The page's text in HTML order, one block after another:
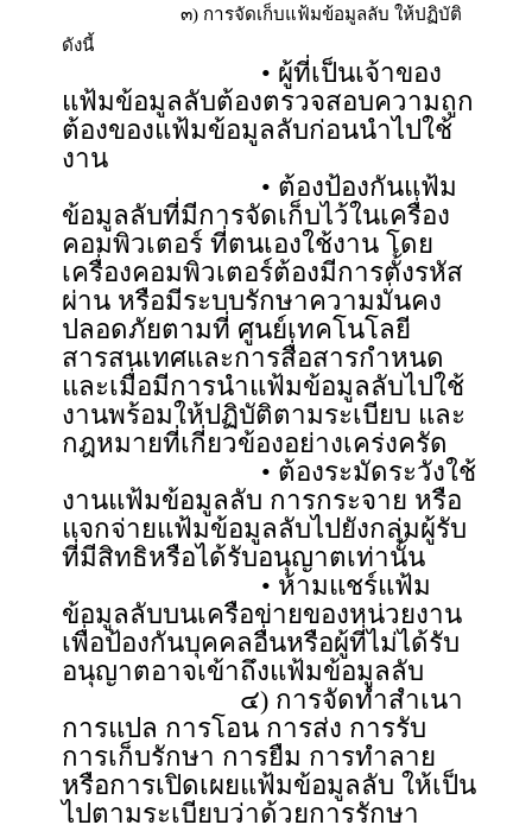
๓) การจัดเก็บแฟ้มข้อมูลลับ ให้ปฏิบัติ
ดังนี้
• ผู้ที่เป็นเจ้าของ
แฟ้มข้อมูลลับต้องตรวจสอบความถูก
ต้องของแฟ้มข้อมูลลับก่อนนำไปใช้
งาน
• ต้องป้องกันแฟ้ม
ข้อมูลลับที่มีการจัดเก็บไว้ในเครื่อง
คอมพิวเตอร์ ที่ตนเองใช้งาน โดย
เครื่องคอมพิวเตอร์ต้องมีการตั้งรหัส
ผ่าน หรือมีระบบรักษาความมั่นคง
ปลอดภัยตามที่ ศูนย์เทคโนโลยี
สารสนเทศและการสื่อสารกำหนด
และเมื่อมีการนำแฟ้มข้อมูลลับไปใช้
งานพร้อมให้ปฏิบัติตามระเบียบ และ
กฎหมายที่เกี่ยวข้องอย่างเคร่งครัด
• ต้องระมัดระวังใช้
งานแฟ้มข้อมูลลับ การกระจาย หรือ
แจกจ่ายแฟ้มข้อมูลลับไปยังกลุ่มผู้รับ
ที่มีสิทธิหรือได้รับอนุญาตเท่านั้น
• ห้ามแชร์แฟ้ม
ข้อมูลลับบนเครือข่ายของหน่วยงาน
เพื่อป้องกันบุคคลอื่นหรือผู้ที่ไม่ได้รับ
อนุญาตอาจเข้าถึงแฟ้มข้อมูลลับ
๔) การจัดทำสำเนา
การแปล การโอน การส่ง การรับ
การเก็บรักษา การยืม การทำลาย
หรือการเปิดเผยแฟ้มข้อมูลลับ ให้เป็น
ไปตามระเบียบว่าด้วยการรักษา